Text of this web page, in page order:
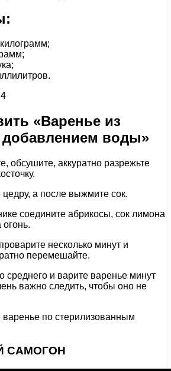
«Варенье из
добавлением воды»
обсушите, аккуратно разрежьте
а после выжмите сок.
соедините абрикосы, сок лимона
огонь.
несколько минут и
перемешайте.
среднего и варите варенье минут
важно следить, чтобы оно не
варенье по стерилизованным
САМОГОН